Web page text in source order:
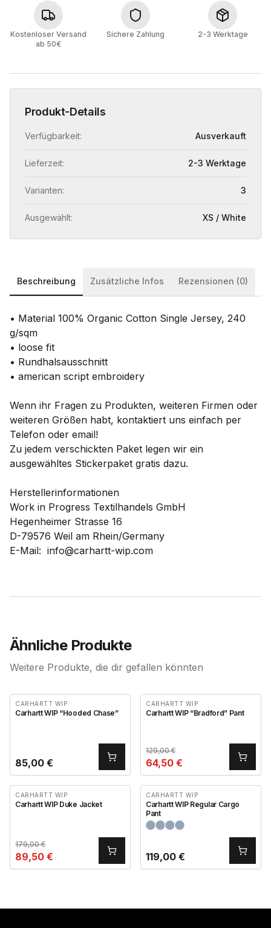
Kostenloser Versand
ab 50€
Sichere Zahlung 2-3 Werktage
Produkt-Details
Verfügbarkeit: Ausverkauft
Lieferzeit: 2-3 Werktage
Varianten: 3
Ausgewählt: XS / White
Beschreibung Zusätzliche Infos Rezensionen (0)
• Material 100% Organic Cotton Single Jersey, 240
g/sqm
• loose fit
• Rundhalsausschnitt
• american script embroidery
Wenn ihr Fragen zu Produkten, weiteren Firmen oder
weiteren Größen habt, kontaktiert uns einfach per
Telefon oder email!
Zu jedem verschickten Paket legen wir ein
ausgewähltes Stickerpaket gratis dazu.
Herstellerinformationen
Work in Progress Textilhandels GmbH
Hegenheimer Strasse 16
D-79576 Weil am Rhein/Germany
E-Mail: info@carhartt-wip.com
Ähnliche Produkte
Weitere Produkte, die dir gefallen könnten
CARHARTT WIP
Carhartt WIP “Hooded Chase”
85,00 €
CARHARTT WIP
Carhartt WIP “Bradford” Pant
129,00€
64,50 €
CARHARTT WIP
Carhartt WIP Duke Jacket
179,00€
89,50 €
CARHARTT WIP
Carhartt WIP Regular Cargo
Pant
119,00 €